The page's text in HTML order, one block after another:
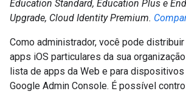
Education Standard, Education Plus e
Upgrade, Cloud Identity Premium.
Como administrador, você pode
apps iOS particulares da sua
lista de apps da Web e para
Google Admin Console. É possível